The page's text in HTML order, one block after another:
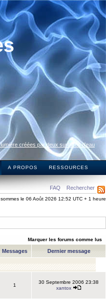
créées par deux surfaces d’eau
A PROPOS RESSOURCES
FAQ Rechercher
le 06 Août 2026 12:52 UTC + 1 heure
Marquer les forums comme lus
Messages Dernier message
1
30 Septembre 2006 23:38
xantox